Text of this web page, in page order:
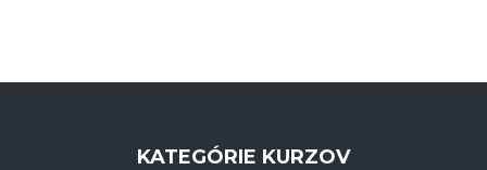
KATEGÓRIE KURZOV